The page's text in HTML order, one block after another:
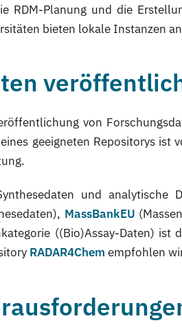
RDM-Planung und die
bieten lokale Instanzen
von
geeigneten Repositorys ist
und analytische
MassBankEU
((Bio)Assay-Daten) ist
RADAR4Chem empfohlen